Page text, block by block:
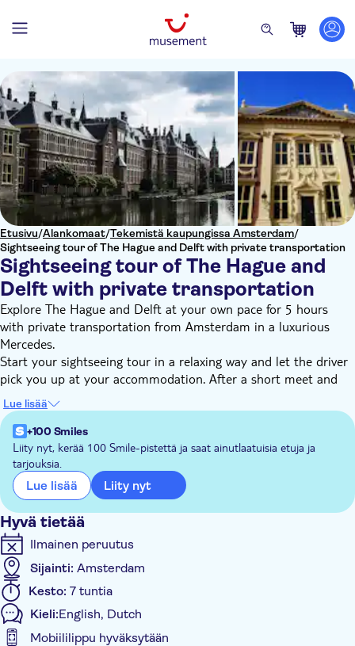
Etusivu/Alankomaat/Tekemistä kaupungissa Amsterdam/
Sightseeing tour of The Hague and Delft with private transportation
Sightseeing tour of The Hague and
Delft with private transportation
Explore The Hague and Delft at your own pace for 5 hours
with private transportation from Amsterdam in a luxurious
Mercedes.
Start your sightseeing tour in a relaxing way and let the driver
pick you up at your accommodation. After a short meet and
greet with your driver, your driver will first drive you to The
Hague. This city is filled with important buildings including The
Dutch government, Parliament, the Peace Palace and is also
home to the royal family. Choose to visit these locations and
the Noordeinde Palace.
If you want to see art, you can also go inside the popular
Mauritshuis with paintings by Vermeer, Rembrandt van Rijn
and Jan Steen among others.
After experiencing culture and art in The Hague, your tour with
continue in Delft, known for its Delftware pottery. You can view
this blue with white handmade pottery in the Royal Delft
museum, where artisans have been creating Delft Blue pottery
for 400 years. Founded in 1653, this museum is now the only
existing Delft blue pottery factory.
Lue lisää
+100 Smiles
Liity nyt, kerää 100 Smile-pistettä ja saat ainutlaatuisia etuja ja
tarjouksia.
Lue lisää Liity nyt
Hyvä tietää
Ilmainen peruutus
Sijainti: Amsterdam
Kesto: 7 tuntia
Kieli:English, Dutch
Mobiililippu hyväksytään